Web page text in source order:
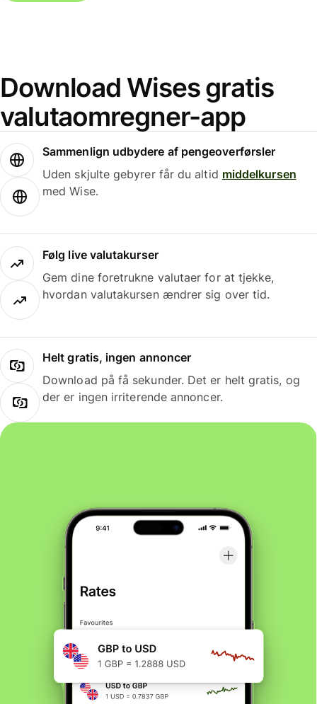
Download Wises gratis
valutaomregner-app
Sammenlign udbydere af pengeoverførsler
Uden skjulte gebyrer får du altid middelkursen
med Wise.
Følg live valutakurser
Gem dine foretrukne valutaer for at tjekke,
hvordan valutakursen ændrer sig over tid.
Helt gratis, ingen annoncer
Download på få sekunder. Det er helt gratis, og
der er ingen irriterende annoncer.